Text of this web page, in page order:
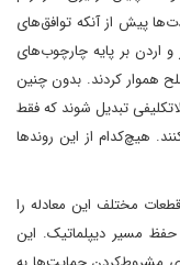
پیش از آنکه توافق‌های
اردن بر پایه چارچوب‌های
هموار کردند. بدون چنین
تبدیل شوند که فقط
هیچ‌کدام از این روندها
مختلف این معادله را
حفظ مسیر دیپلماتیک. این